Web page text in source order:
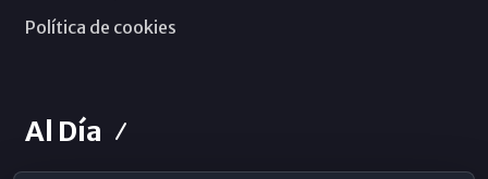
Política de cookies
Al Día